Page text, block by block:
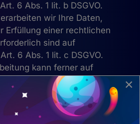
6 Abs. 1 lit. b DSGVO.
wir Ihre Daten,
Erfüllung einer rechtlichen
sind auf
6 Abs. 1 lit. c DSGVO.
kann ferner auf
berechtigten Interesses
1 lit. f DSGVO erfolgen.
im Einzelfall einschlägigen
wird in den folgenden
×